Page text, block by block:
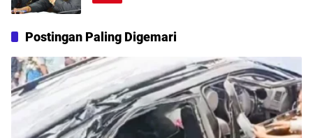
Postingan Paling Digemari